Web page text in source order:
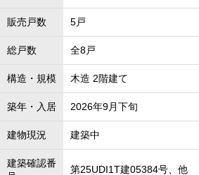
販売戸数 5戸
総戸数 全8戸
構造・規模 木造 2階建て
築年・入居 2026年9月下旬
建物現況 建築中
建築確認番
第25UDI1T建05384号、他